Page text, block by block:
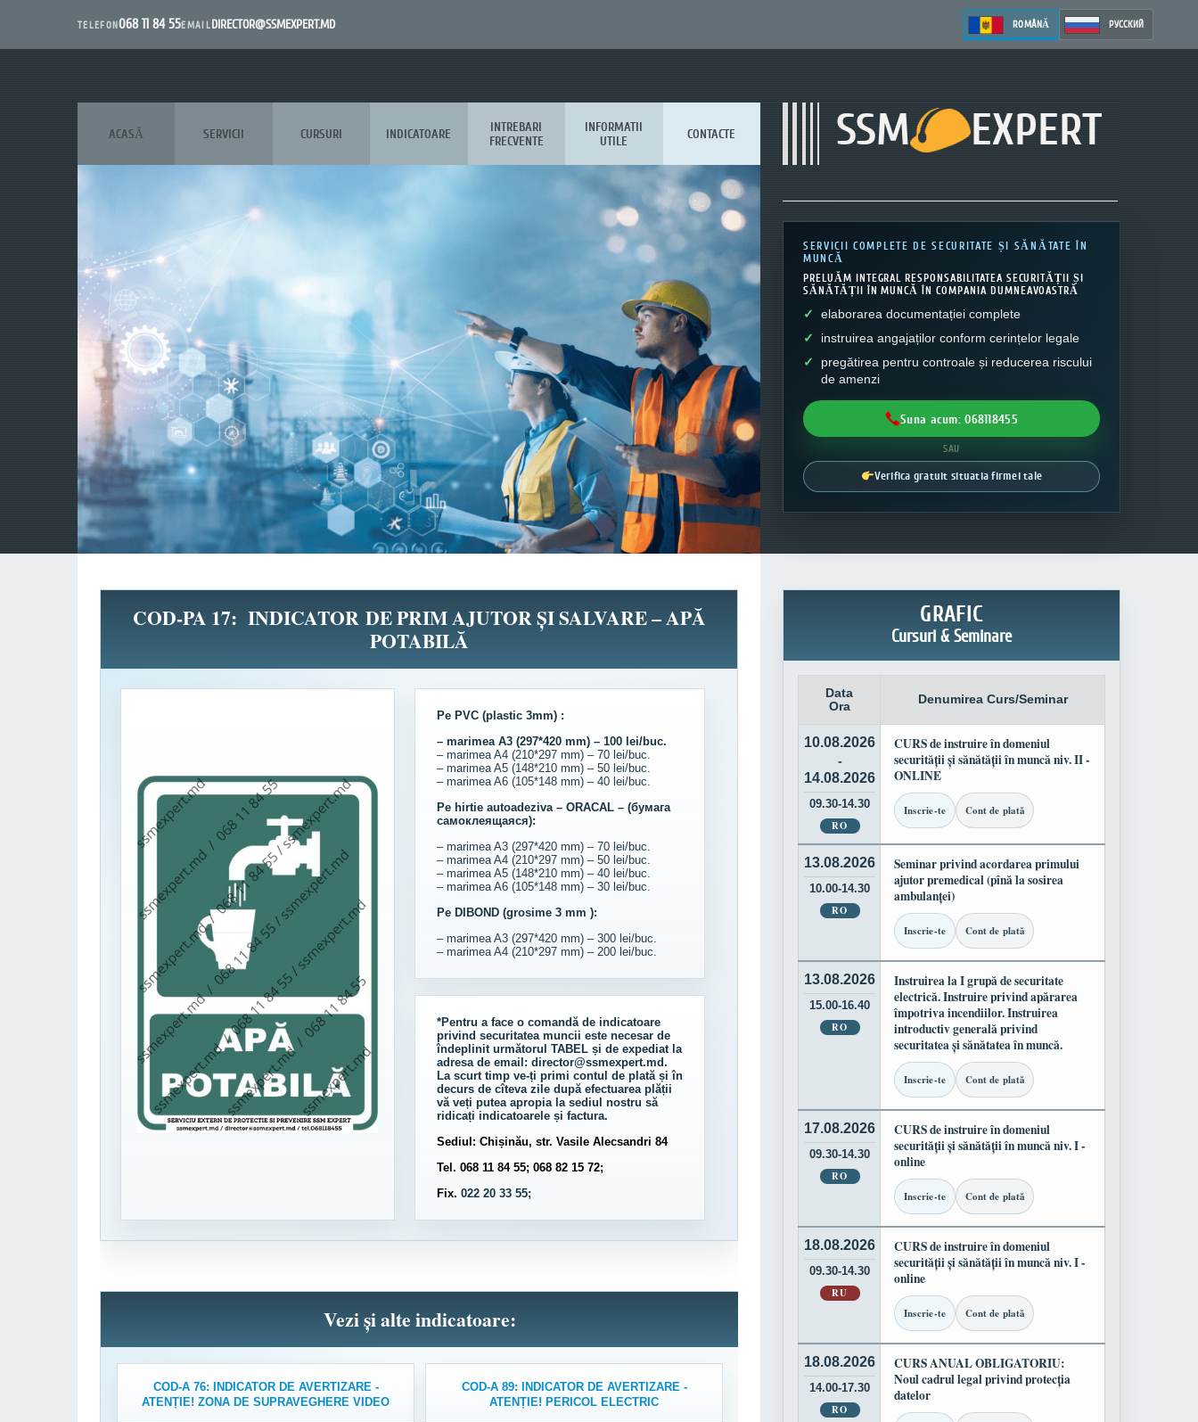
TELEFON068 11 84 55EMAILDIRECTOR@SSMEXPERT.MD ROMÂNĂ РУССКИЙ
SSM EXPERT
ACASĂ SERVICII CURSURI INDICATOARE
INTREBARI
FRECVENTE
INFORMATII
UTILE
CONTACTE
SERVICII COMPLETE DE SECURITATE ȘI SĂNĂTATE ÎN
MUNCĂ
PRELUĂM INTEGRAL RESPONSABILITATEA SECURITĂȚII ȘI
SĂNĂTĂȚII ÎN MUNCĂ ÎN COMPANIA DUMNEAVOASTRĂ
elaborarea documentației complete
instruirea angajaților conform cerințelor legale
pregătirea pentru controale și reducerea riscului
de amenzi
Suna acum: 068118455
SAU
Verifica gratuit situatia firmei tale
COD-PA 17: INDICATOR DE PRIM AJUTOR ȘI SALVARE – APĂ
POTABILĂ
Pe PVC (plastic 3mm) :
– marimea A3 (297*420 mm) – 100 lei/buc.
– marimea A4 (210*297 mm) – 70 lei/buc.
– marimea A5 (148*210 mm) – 50 lei/buc.
– marimea A6 (105*148 mm) – 40 lei/buc.
Pe hirtie autoadeziva – ORACAL – (бумага
самоклеящаяся):
– marimea A3 (297*420 mm) – 70 lei/buc.
– marimea A4 (210*297 mm) – 50 lei/buc.
– marimea A5 (148*210 mm) – 40 lei/buc.
– marimea A6 (105*148 mm) – 30 lei/buc.
Pe DIBOND (grosime 3 mm ):
– marimea A3 (297*420 mm) – 300 lei/buc.
– marimea A4 (210*297 mm) – 200 lei/buc.
*Pentru a face o comandă de indicatoare
privind securitatea muncii este necesar de
îndeplinit următorul TABELși de expediat la
adresa de email: director@ssmexpert.md.
La scurt timp ve-ți primi contul de plată și în
decurs de cîteva zile după efectuarea plății
vă veți putea apropia la sediul nostru să
ridicați indicatoarele și factura.
Sediul: Chișinău, str. Vasile Alecsandri 84
Tel. 068 11 84 55; 068 82 15 72;
Fix. 022 20 33 55;
Vezi și alte indicatoare:
COD-A 76: INDICATOR DE AVERTIZARE -
ATENȚIE! ZONA DE SUPRAVEGHERE VIDEO
COD-A 89: INDICATOR DE AVERTIZARE -
ATENȚIE! PERICOL ELECTRIC
GRAFIC
Cursuri & Seminare
Data
Ora
Denumirea Curs/Seminar
10.08.2026
-
14.08.2026
09.30-14.30
RO
CURS de instruire în domeniul
securității și sănătății în muncă niv. II -
ONLINE
Inscrie-te Cont de plată
13.08.2026
10.00-14.30
RO
Seminar privind acordarea primului
ajutor premedical (pînă la sosirea
ambulanței)
Inscrie-te Cont de plată
13.08.2026
15.00-16.40
RO
Instruirea la I grupă de securitate
electrică. Instruire privind apărarea
împotriva incendiilor. Instruirea
introductiv generală privind
securitatea și sănătatea în muncă.
Inscrie-te Cont de plată
17.08.2026
09.30-14.30
RO
CURS de instruire în domeniul
securității și sănătății în muncă niv. I -
online
Inscrie-te Cont de plată
18.08.2026
09.30-14.30
RU
CURS de instruire în domeniul
securității și sănătății în muncă niv. I -
online
Inscrie-te Cont de plată
18.08.2026
14.00-17.30
RO
CURS ANUAL OBLIGATORIU:
Noul cadrul legal privind protecția
datelor